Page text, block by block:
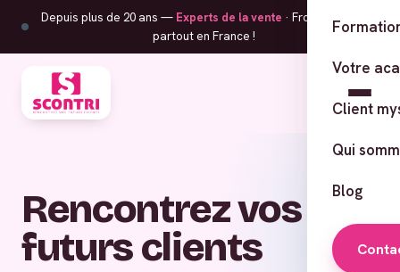
Depuis plus de 20 ans — Experts de la vente · From Corsica,
partout en France !
Votre
Client
Qui
Blog
Rencontrez vos
futurs clients